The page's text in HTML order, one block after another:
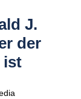
J.
der
ist